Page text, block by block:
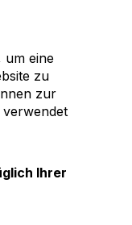
um eine
zu
zur
Ihrer